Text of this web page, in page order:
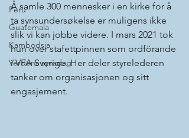
Peru
Guatemala
Kambodsja
Verdens synsdag
Å samle 300 mennesker i en kirke for å
ta synsundersøkelse er muligens ikke
slik vi kan jobbe videre. I mars 2021 tok
hun over stafettpinnen som ordförande
i VFA Sverige. Her deler styrelederen
tanker om organisasjonen og sitt
engasjement.